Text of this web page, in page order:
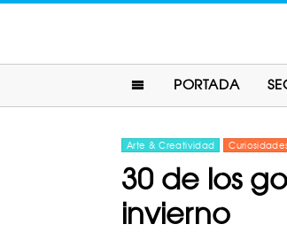
PORTADA
Arte & Creatividad
30 de los
invierno